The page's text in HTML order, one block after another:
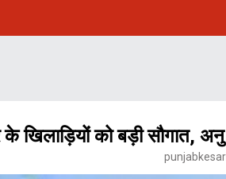
के खिलाड़ियों को बड़ी सौगात,